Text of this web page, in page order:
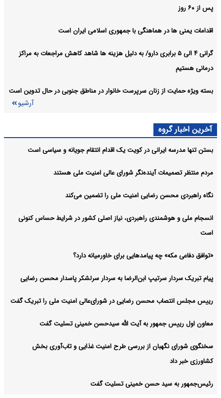
پس از ۶۰ روز
اقدامات یمنی ها در هماهنگی با جمهوری اسلامی ایران است
گرانی ۴ الی ۵ برابری دارو/ به دلیل هزینه ها شاهد کاهش مراجعات به مراکز
درمانی هستیم
بسته ویژه حمایت از زنان سرپرست خانوار در مناطق جنوبی در حال تدوین است
آرشیو
آخرین اخبار گروه
بستن تنها مدرسه ایرانی در کویت یک اقدام انتقام جویانه و سیاسی است
مردم منتظر تصمیمات آینده‌نگر شورای عالی امنیت ملی هستند
نگاه راهبردی محسن رضایی امنیت ملی را تضمین می‌کند
انسجام ملی و هوشمندی راهبردی، نیاز اصلی کشور در شرایط حساس کنونی
است
«توافق دفاعی مکه» چه پیامدهایی برای خاورمیانه دارد؟
پیام تبریک سردار سرتیپ ابن‌الرضا به سردار سرلشکر پاسدار محسن رضایی
رییس مجلس انتصاب محسن رضایی در شورای‌عالی امنیت ملی را تبریک گفت
معاون اول رییس جمهور به آیت الله سیدحسن خمینی تسلیت گفت
سخنگوی شورای نگهبان از بررسی طرح امنیت غذایی و تاب‌آوری بخش
کشاورزی خبر داد
رئیس‌جمهور به سید حسن خمینی تسلیت گفت